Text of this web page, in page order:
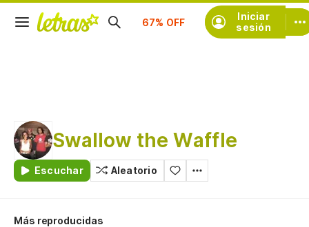
Iniciar
sesión
Suscríbete
Swallow the Waffle
Escuchar Aleatorio
Más reproducidas